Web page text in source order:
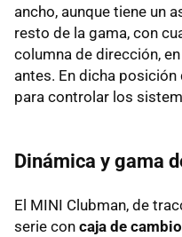
ancho, aunque tiene un
resto de la gama, con
columna de dirección,
antes. En dicha
para controlar los
Dinámica y gama
El MINI Clubman, de
serie con caja de